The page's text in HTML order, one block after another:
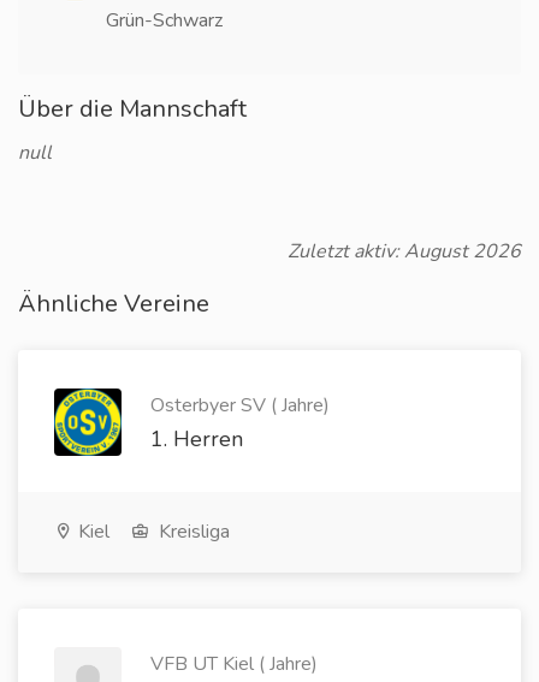
Grün-Schwarz
Über die Mannschaft
null
Zuletzt aktiv: August 2026
Ähnliche Vereine
Osterbyer SV ( Jahre)
1. Herren
Kiel Kreisliga
VFB UT Kiel ( Jahre)